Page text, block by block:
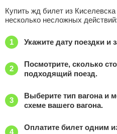
Купить жд билет из
несколько несложных действий:
Укажите дату поездки и
Посмотрите, сколько
подходящий поезд.
Выберите тип вагона и
схеме вашего вагона.
Оплатите билет одним